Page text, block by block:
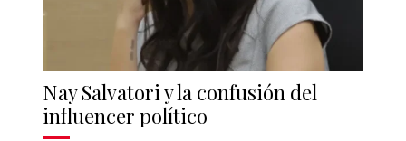
Nay Salvatori y la confusión del
influencer político